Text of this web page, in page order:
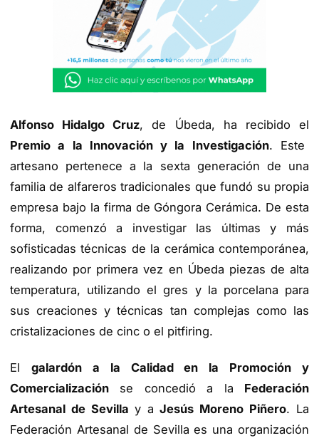
Alfonso Hidalgo Cruz, de Úbeda, ha recibido el
Premio a la Innovación y la Investigación. Este
artesano pertenece a la sexta generación de una
familia de alfareros tradicionales que fundó su propia
empresa bajo la firma de Góngora Cerámica. De esta
forma, comenzó a investigar las últimas y más
sofisticadas técnicas de la cerámica contemporánea,
realizando por primera vez en Úbeda piezas de alta
temperatura, utilizando el gres y la porcelana para
sus creaciones y técnicas tan complejas como las
cristalizaciones de cinc o el pitfiring.
El galardón a la Calidad en la Promoción y
Comercialización se concedió a la Federación
Artesanal de Sevilla y aJesús Moreno Piñero. La
Federación Artesanal de Sevilla es una organización